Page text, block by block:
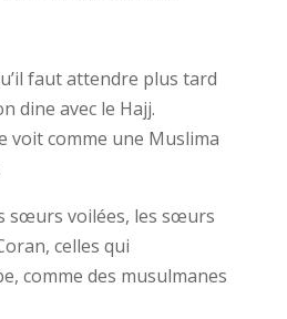
faut attendre plus tard
dine avec le Hajj.
voit comme une Muslima
sœurs voilées, les sœurs
celles qui
comme des musulmanes